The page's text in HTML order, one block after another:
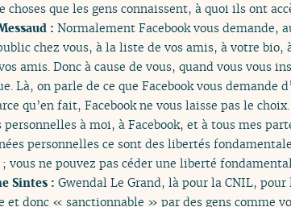
choses que les gens connaissent, à quoi ils ont
: Normalement Facebook vous demande,
chez vous, à la liste de vos amis, à votre
amis. Donc à cause de vous, quand vous vous
Là, on parle de ce que Facebook vous demande
qu’en fait, Facebook ne vous laisse pas le
personnelles à moi, à Facebook, et à tous mes
personnelles ce sont des libertés
; vous ne pouvez pas céder une liberté
Sintes : Gwendal Le Grand, là pour la CNIL,
et donc « sanctionnable » par des gens comme